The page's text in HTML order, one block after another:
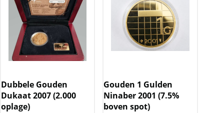
Dubbele Gouden
Dukaat 2007 (2.000
oplage)
Gouden 1 Gulden
Ninaber 2001 (7.5%
boven spot)